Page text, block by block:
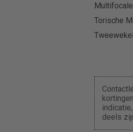
Torische
deels